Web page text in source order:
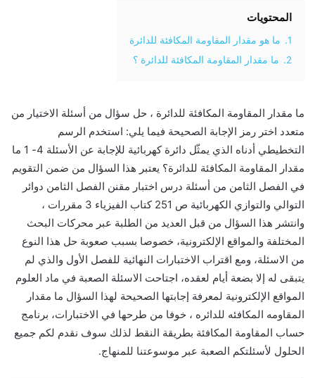
المحتويات
1.
ما هو مقدار المقاومة المكافئة للدائرة
2.
ما مقدار المقاومة المكافئة للدائرة ؟
ما مقدار المقاومة المكافئة للدائرة ، حل سؤال من أسئلة الاختيار من
متعدد اختر رمز الإجابة الصحيحة فيما يلي: استخدم الرسم
التخطيطي أدناه الذي يمثّل دائرة كهربائية للإجابة عن الأسئلة 4- 1 ما
مقدار المقاومة المكافئة للدائرة؟ يعتبر هذا السؤال من ضمن التقويم
في الفصل الثامن من أسئلة درس اختبار مقنن الفصل الثامن دوائر
التوالي والتوازي الكهربائية ص 251 كتاب الفيزياء 3 مقررات ،
وانتشر هذا السؤال من قبل العديد من الطلبة عبر محركات البحث
المختلفة والمواقع الإلكترونية، خصوصا بسبب صعوبة حل هذا النوع
من الاسئلة، ومع اقتراب الاختبارات النهائية للفصل الأول والذي لم
يتبقى له إلا بضعة أيام لعقده، اجتاحت الاسئلة الصعبة في ماد العلوم
المواقع الإلكترونية لمعرفة إجابتها الصحيحة لهذا السؤال ما مقدار
المقاومه المكافئه للدائره ، خوفا من طرحها في الاختبارات، برنامج
حساب المقاومة المكافئة بطريقة النقط لذلك سوف نقدم لكم جميع
الحلول لأسئلتكم الصعبة عبر موسوعتنا للمنهاج.